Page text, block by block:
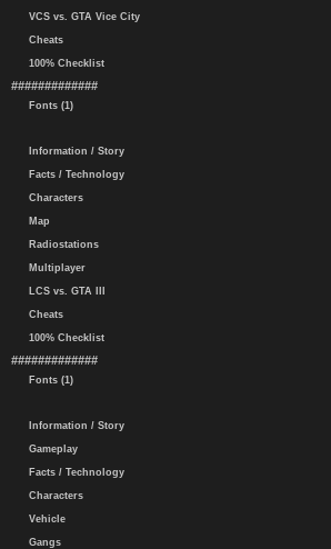
VCS vs. GTA Vice City
Cheats
100% Checklist
#############
Fonts (1)
Information / Story
Facts / Technology
Characters
Map
Radiostations
Multiplayer
LCS vs. GTA III
Cheats
100% Checklist
#############
Fonts (1)
Information / Story
Gameplay
Facts / Technology
Characters
Vehicle
Gangs